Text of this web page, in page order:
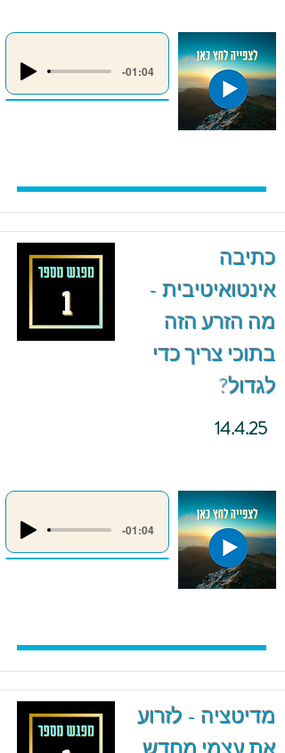
-01:04
כתיבה
אינטואיטיבית -
מה הזרע הזה
בתוכי צריך כדי
לגדול?
14.4.25
-01:04
מדיטציה - לזרוע